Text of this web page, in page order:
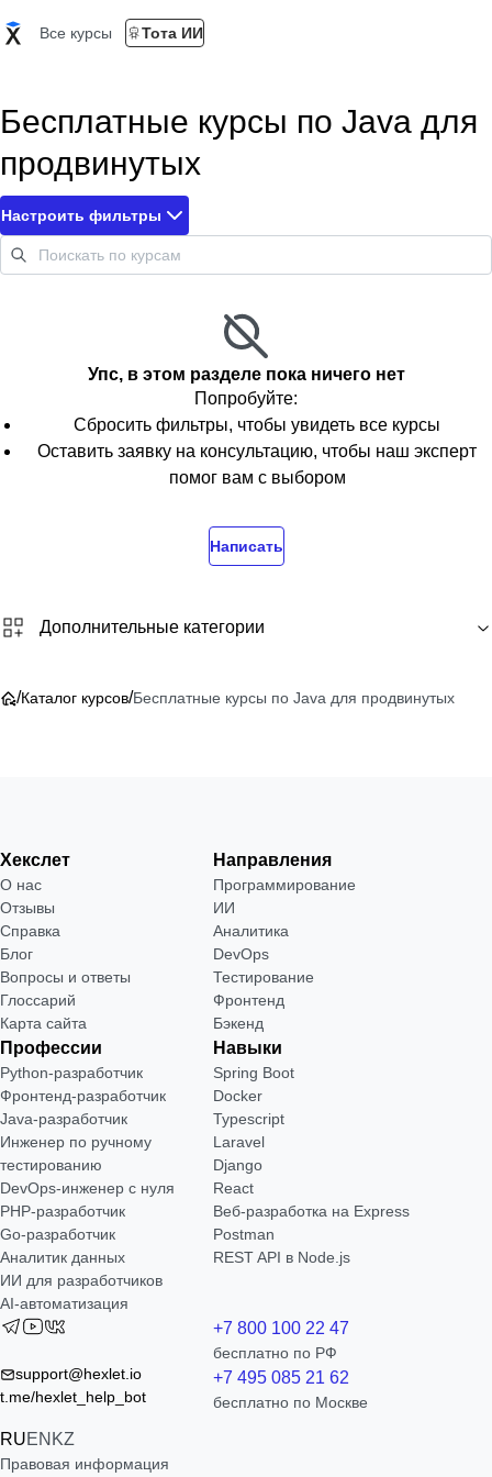
Все курсы Тота ИИ
Бесплатные курсы по Java для
продвинутых
Настроить фильтры
Упс, в этом разделе пока ничего нет
Попробуйте:
Сбросить фильтры, чтобы увидеть все курсы
Оставить заявку на консультацию, чтобы наш эксперт
помог вам с выбором
Написать
Дополнительные категории
/Каталог курсов/Бесплатные курсы по Java для продвинутых
Хекслет
О нас
Отзывы
Справка
Блог
Вопросы и ответы
Глоссарий
Карта сайта
Направления
Программирование
ИИ
Аналитика
DevOps
Тестирование
Фронтенд
Бэкенд
Профессии
Python-разработчик
Фронтенд-разработчик
Java-разработчик
Инженер по ручному
тестированию
DevOps-инженер с нуля
РНР-разработчик
Go-разработчик
Аналитик данных
ИИ для разработчиков
AI-автоматизация
Навыки
Spring Boot
Docker
Typescript
Laravel
Django
React
Веб-разработка на Express
Postman
REST API в Node.js
support@hexlet.io
t.me/hexlet_help_bot
RUEN KZ
+7 800 100 22 47
бесплатно по РФ
+7 495 085 21 62
бесплатно по Москве
Правовая информация